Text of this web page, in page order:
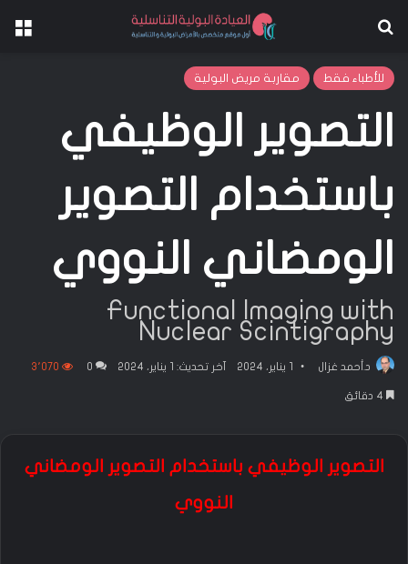
للأطباء فقط مقاربة مريض البولية
التصوير الوظيفي
باستخدام التصوير
الومضاني النووي
Functional Imaging with
Nuclear Scintigraphy
د.أحمد غزال 1 يناير، 2024 آخر تحديث: 1 يناير، 2024 0 3٬070
التصوير الوظيفي باستخدام التصوير الومضاني
النووي